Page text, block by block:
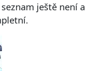
ještě není a